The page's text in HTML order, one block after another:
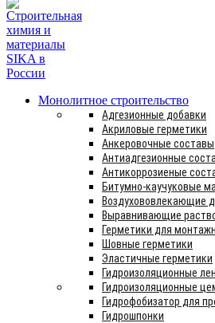
Монолитное строительство
Адгезионные добавки
Акриловые герметики
Анкеровочные составы
Антиадгезионные
Антикоррозиеные
Битумно-каучуковые
Воздухововлекающие
Выравнивающие
Герметики для
Шовные герметики
Эластичные герметики
Гидроизоляционные
Гидроизоляционные
Гидрофобизатор для
Гидрошпонки